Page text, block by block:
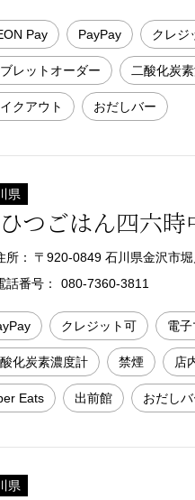
Pay PayPay クレジ
レットオーダー 二酸化炭
クアウト おだしバー
県
つごはん四六
所：
〒920-0849 石川県金沢市
話番号：
080-7360-3811
クレジット可 電
化炭素濃度計 禁煙 店
Eats 出前館 おだしバ
県